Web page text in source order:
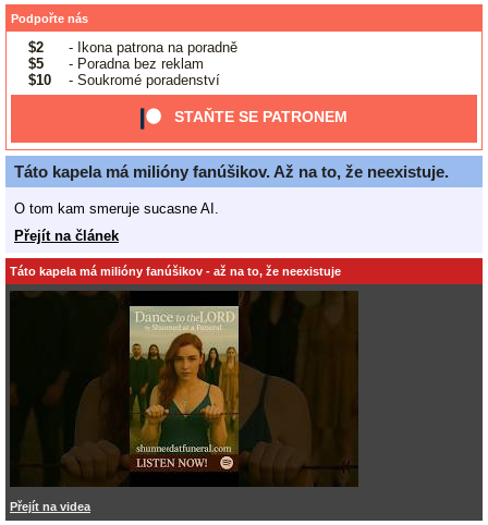
Podpořte nás
$2
- Ikona patrona na poradně
$5
- Poradna bez reklam
$10
- Soukromé poradenství
STAŇTE SE PATRONEM
Táto kapela má milióny fanúšikov. Až na to, že neexistuje.
O tom kam smeruje sucasne AI.
Přejít na článek
Táto kapela má milióny fanúšikov - až na to, že neexistuje
Přejít na videa